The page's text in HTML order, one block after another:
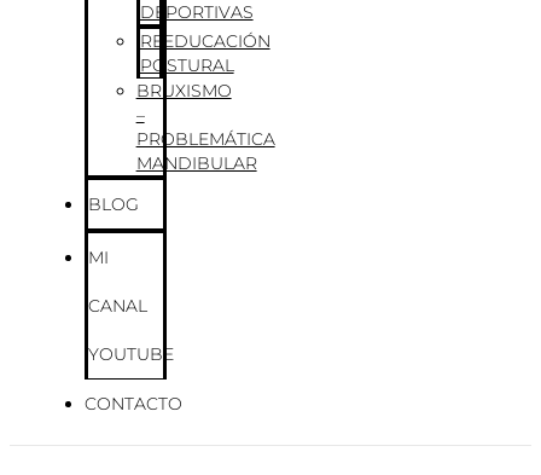
DEPORTIVAS
REEDUCACIÓN
POSTURAL
BRUXISMO
–
PROBLEMÁTICA
MANDIBULAR
BLOG
MI
CANAL
YOUTUBE
CONTACTO